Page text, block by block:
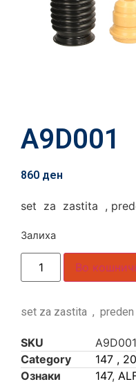
A9D001
860 ден
set za zastita ,
Залиха
Во
set za zastita , preden
SKU
Category
147 ,
Ознаки
147,